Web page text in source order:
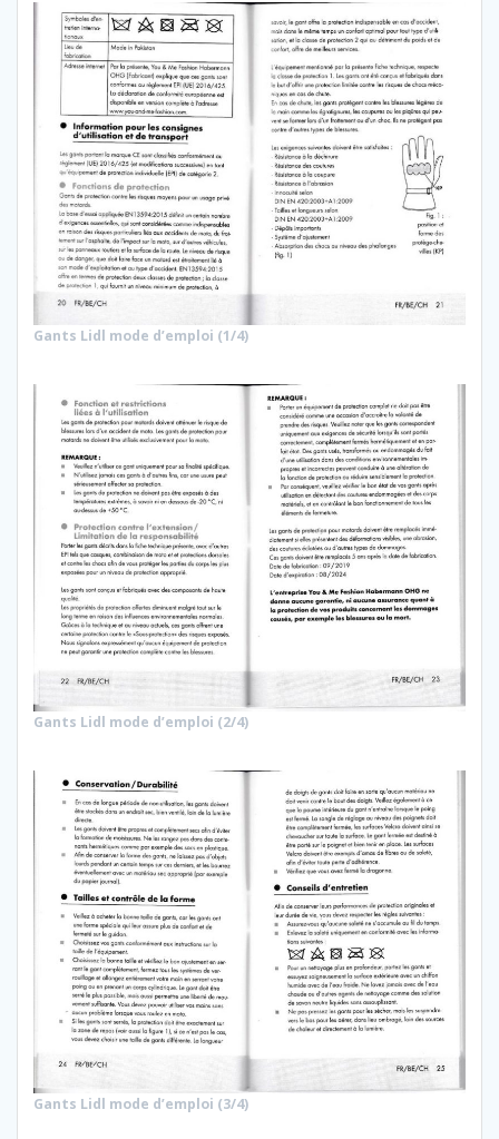
Gants Lidl mode d’emploi (1/4)
Gants Lidl mode d’emploi (2/4)
Gants Lidl mode d’emploi (3/4)